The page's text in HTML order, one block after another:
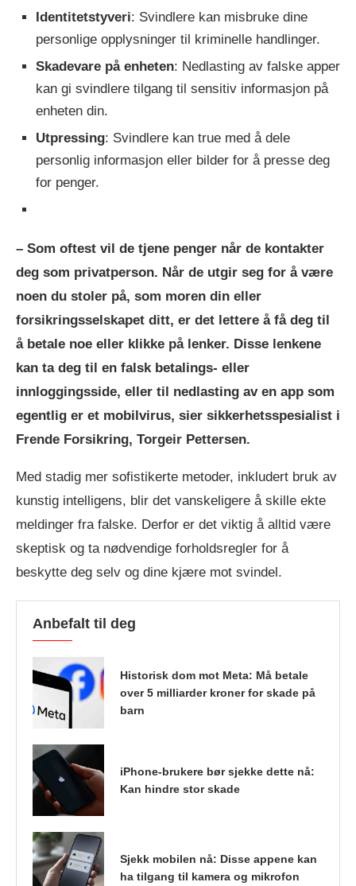
Identitetstyveri: Svindlere kan misbruke dine
personlige opplysninger til kriminelle handlinger.
Skadevare på enheten: Nedlasting av falske apper
kan gi svindlere tilgang til sensitiv informasjon på
enheten din.
Utpressing: Svindlere kan true med å dele
personlig informasjon eller bilder for å presse deg
for penger.
– Som oftest vil de tjene penger når de kontakter
deg som privatperson. Når de utgir seg for å være
noen du stoler på, som moren din eller
forsikringsselskapet ditt, er det lettere å få deg til
å betale noe eller klikke på lenker. Disse lenkene
kan ta deg til en falsk betalings- eller
innloggingsside, eller til nedlasting av en app som
egentlig er et mobilvirus, sier sikkerhetsspesialist i
Frende Forsikring, Torgeir Pettersen.
Med stadig mer sofistikerte metoder, inkludert bruk av
kunstig intelligens, blir det vanskeligere å skille ekte
meldinger fra falske. Derfor er det viktig å alltid være
skeptisk og ta nødvendige forholdsregler for å
beskytte deg selv og dine kjære mot svindel.
Anbefalt til deg
Historisk dom mot Meta: Må betale
over 5 milliarder kroner for skade på
barn
iPhone-brukere bør sjekke dette nå:
Kan hindre stor skade
Sjekk mobilen nå: Disse appene kan
ha tilgang til kamera og mikrofon